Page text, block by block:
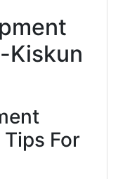
Kiskun
For